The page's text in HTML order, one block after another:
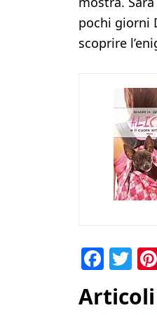
pochi giorni
scoprire